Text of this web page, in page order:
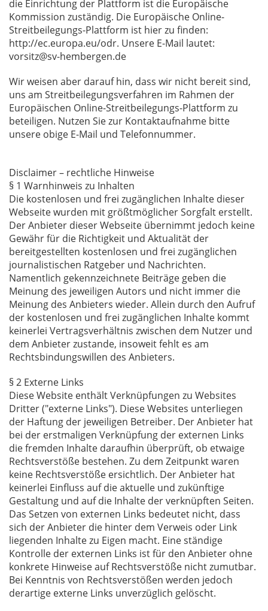
die Einrichtung der Plattform ist die Europäische
Kommission zuständig. Die Europäische Online-
Streitbeilegungs-Plattform ist hier zu finden:
http://ec.europa.eu/odr. Unsere E-Mail lautet:
vorsitz@sv-hembergen.de
Wir weisen aber darauf hin, dass wir nicht bereit sind,
uns am Streitbeilegungsverfahren im Rahmen der
Europäischen Online-Streitbeilegungs-Plattform zu
beteiligen. Nutzen Sie zur Kontaktaufnahme bitte
unsere obige E-Mail und Telefonnummer.
Disclaimer – rechtliche Hinweise
§ 1 Warnhinweis zu Inhalten
Die kostenlosen und frei zugänglichen Inhalte dieser
Webseite wurden mit größtmöglicher Sorgfalt erstellt.
Der Anbieter dieser Webseite übernimmt jedoch keine
Gewähr für die Richtigkeit und Aktualität der
bereitgestellten kostenlosen und frei zugänglichen
journalistischen Ratgeber und Nachrichten.
Namentlich gekennzeichnete Beiträge geben die
Meinung des jeweiligen Autors und nicht immer die
Meinung des Anbieters wieder. Allein durch den Aufruf
der kostenlosen und frei zugänglichen Inhalte kommt
keinerlei Vertragsverhältnis zwischen dem Nutzer und
dem Anbieter zustande, insoweit fehlt es am
Rechtsbindungswillen des Anbieters.
§ 2 Externe Links
Diese Website enthält Verknüpfungen zu Websites
Dritter ("externe Links"). Diese Websites unterliegen
der Haftung der jeweiligen Betreiber. Der Anbieter hat
bei der erstmaligen Verknüpfung der externen Links
die fremden Inhalte daraufhin überprüft, ob etwaige
Rechtsverstöße bestehen. Zu dem Zeitpunkt waren
keine Rechtsverstöße ersichtlich. Der Anbieter hat
keinerlei Einfluss auf die aktuelle und zukünftige
Gestaltung und auf die Inhalte der verknüpften Seiten.
Das Setzen von externen Links bedeutet nicht, dass
sich der Anbieter die hinter dem Verweis oder Link
liegenden Inhalte zu Eigen macht. Eine ständige
Kontrolle der externen Links ist für den Anbieter ohne
konkrete Hinweise auf Rechtsverstöße nicht zumutbar.
Bei Kenntnis von Rechtsverstößen werden jedoch
derartige externe Links unverzüglich gelöscht.